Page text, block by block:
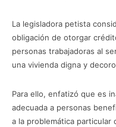
La legisladora petista
obligación de otorgar
personas trabajadoras al
una vivienda digna y
Para ello, enfatizó que es
adecuada a personas
a la problemática particular